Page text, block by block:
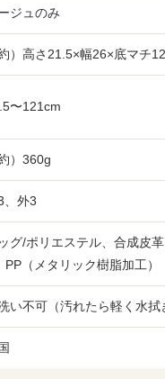
ジュのみ
約）高さ21.5×幅26×底マチ
〜121cm
約）360g
、外3
グ/ポリエステル、合成皮
PP（メタリック樹脂加工）
い不可（汚れたら軽く水拭